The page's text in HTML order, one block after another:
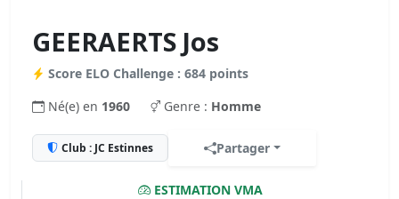
GEERAERTS Jos
Score ELO Challenge : 684 points
Né(e) en 1960 Genre : Homme
Club : JC Estinnes Partager
ESTIMATION VMA